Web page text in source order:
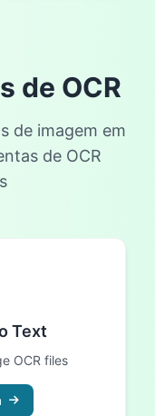
de OCR
de imagem em
de OCR
Text
OCR files